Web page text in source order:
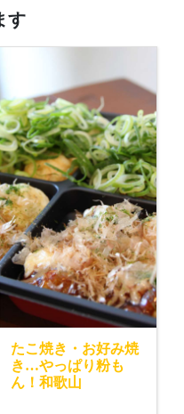
す
たこ焼き・お好み焼
き…やっぱり粉も
ん！和歌山